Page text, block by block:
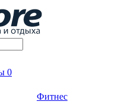
0
Фитнес